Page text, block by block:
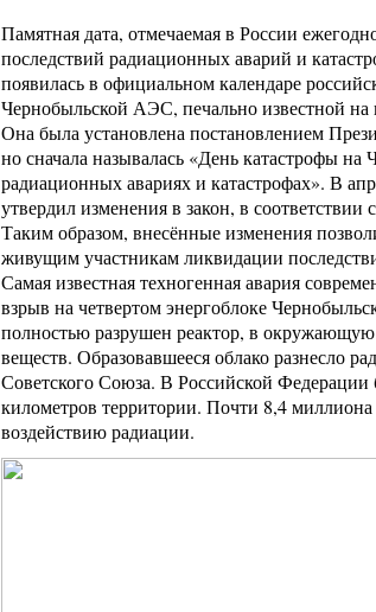
Памятная дата, отмечаемая в России
последствий радиационных аварий и
появилась в официальном календаре
Чернобыльской АЭС, печально известной на
Она была установлена постановлением
но сначала называлась «День катастрофы
радиационных авариях и катастрофах». В
утвердил изменения в закон, в
Таким образом, внесённые изменения
живущим участникам ликвидации
Самая известная техногенная авария
взрыв на четвертом энергоблоке
полностью разрушен реактор, в
веществ. Образовавшееся облако разнесло
Советского Союза. В Российской Федерации
километров территории. Почти 8,4
воздействию радиации.